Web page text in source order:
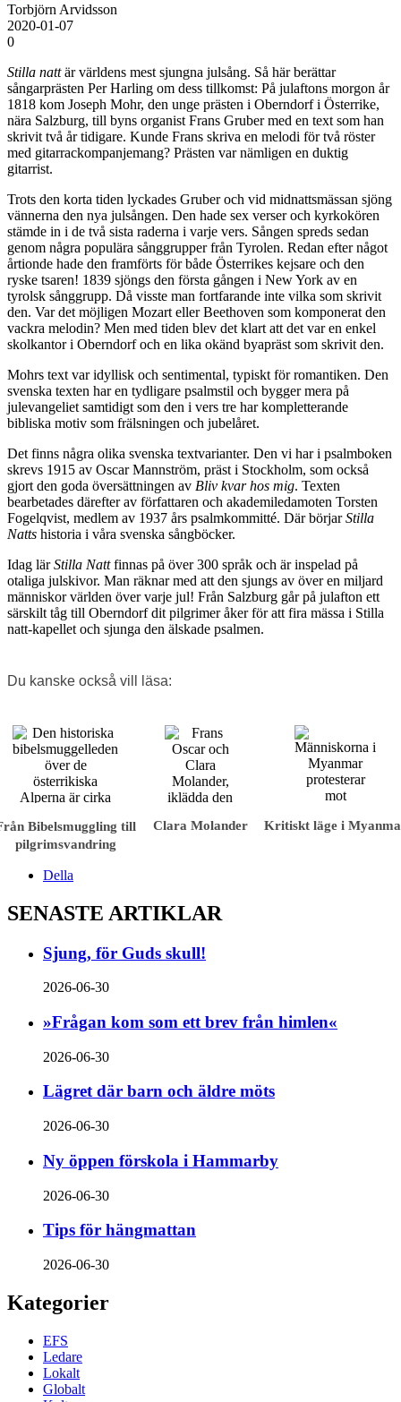
Torbjörn Arvidsson
2020-01-07
0
Stilla nattär världens mest sjungna julsång. Så här berättar
sångarprästen Per Harling om dess tillkomst: På julaftons morgon år
1818 kom Joseph Mohr, den unge prästen i Oberndorf i Österrike,
nära Salzburg, till byns organist Frans Gruber med en text som han
skrivit två år tidigare. Kunde Frans skriva en melodi för två röster
med gitarrackompanjemang? Prästen var nämligen en duktig
gitarrist.
Trots den korta tiden lyckades Gruber och vid midnattsmässan sjöng
vännerna den nya julsången. Den hade sex verser och kyrkokören
stämde in i de två sista raderna i varje vers. Sången spreds sedan
genom några populära sånggrupper från Tyrolen. Redan efter något
årtionde hade den framförts för både Österrikes kejsare och den
ryske tsaren! 1839 sjöngs den första gången i New York av en
tyrolsk sånggrupp. Då visste man fortfarande inte vilka som skrivit
den. Var det möjligen Mozart eller Beethoven som komponerat den
vackra melodin? Men med tiden blev det klart att det var en enkel
skolkantor i Oberndorf och en lika okänd byapräst som skrivit den.
Mohrs text var idyllisk och sentimental, typiskt för romantiken. Den
svenska texten har en tydligare psalmstil och bygger mera på
julevangeliet samtidigt som den i vers tre har kompletterande
bibliska motiv som frälsningen och jubelåret.
Det finns några olika svenska textvarianter. Den vi har i psalmboken
skrevs 1915 av Oscar Mannström, präst i Stockholm, som också
gjort den goda översättningen av Bliv kvar hos mig. Texten
bearbetades därefter av författaren och akademiledamoten Torsten
Fogelqvist, medlem av 1937 års psalmkommitté. Där börjarStilla
Natts historia i våra svenska sångböcker.
Idag lärStilla Nattfinnas på över 300 språk och är inspelad på
otaliga julskivor. Man räknar med att den sjungs av över en miljard
människor världen över varje jul! Från Salzburg går på julafton ett
särskilt tåg till Oberndorf dit pilgrimer åker för att fira mässa i Stilla
natt-kapellet och sjunga den älskade psalmen.
Du kanske också vill läsa:
Bibelsmuggling till
pilgrimsvandring
Clara Molander Kritiskt läge i
Della
SENASTE ARTIKLAR
Sjung, för Guds skull!
2026-06-30
»Frågan kom som ett brev från himlen«
2026-06-30
Lägret där barn och äldre möts
2026-06-30
Ny öppen förskola i Hammarby
2026-06-30
Tips för hängmattan
2026-06-30
Kategorier
EFS
Ledare
Lokalt
Globalt